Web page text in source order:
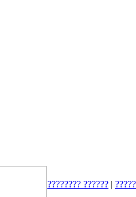
???????? ?????? |